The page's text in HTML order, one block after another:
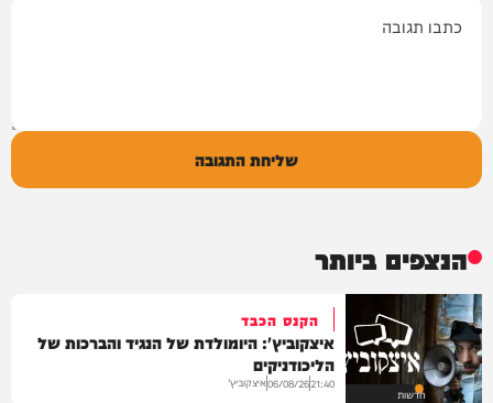
שליחת התגובה
הנצפים ביותר
חדשות
הקנס הכבד
איצקוביץ': היומולדת של הנגיד והברכות של
הליכודניקים
21:40
06/08/26איצקוביץ'